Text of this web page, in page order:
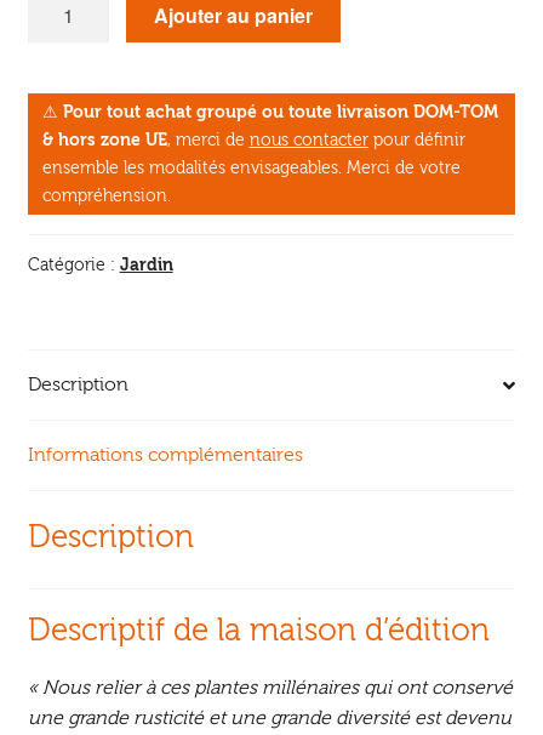
les
céréales
Ajouter au panier
⚠ Pour tout achat groupé ou toute livraison DOM-TOM
& hors zone UE, merci de nous contacterpour définir
ensemble les modalités envisageables. Merci de votre
compréhension.
Catégorie : Jardin
Description
Informations complémentaires
Description
Descriptif de la maison d’édition
« Nous relier à ces plantes millénaires qui ont conservé
une grande rusticité et une grande diversité est devenu